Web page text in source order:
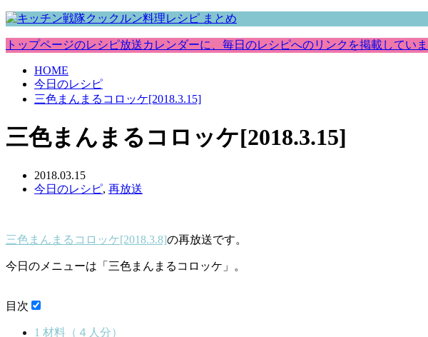
トップページのレシピ放送カレンダーに、毎日のレシピへのリンクを掲載していま
HOME
今日のレシピ
三色まんまるコロッケ[2018.3.15]
三色まんまるコロッケ[2018.3.15]
2018.03.15
今日のレシピ, 再放送
三色まんまるコロッケ[2018.3.8]の再放送です。
今日のメニューは「三色まんまるコロッケ」。
目次
1 材料（４人分）